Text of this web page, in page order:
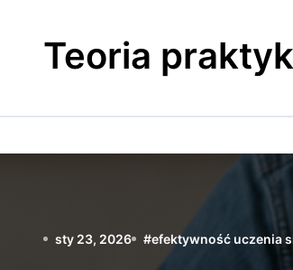
contentTeoria
sty 23, 2026 #efektywność uczenia